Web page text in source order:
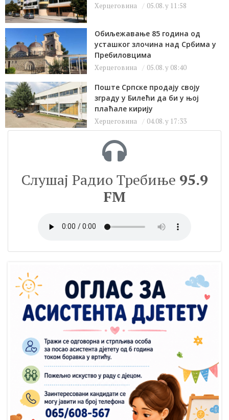
Херцеговина 05.08. у 11:58
Обиљежавање 85 година од
усташког злочина над Србима у
Пребиловцима
Херцеговина 05.08. у 08:40
Поште Српске продају своју
зграду у Билећи да би у њој
плаћале кирију
Херцеговина 04.08. у 17:33
Слушај Радио Требиње 95.9
FM